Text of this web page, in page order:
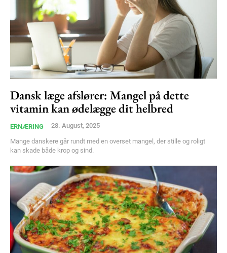
Nullam eu erat condimentum
Donec quis est ac felis
Orci varius natoque dolor
YEARLY PRICING MONTHLY PRICING
Dansk læge afslører: Mangel på dette
vitamin kan ødelægge dit helbred
ERNÆRING 28. August, 2025
Mange danskere går rundt med en overset mangel, der stille og roligt
kan skade både krop og sind.